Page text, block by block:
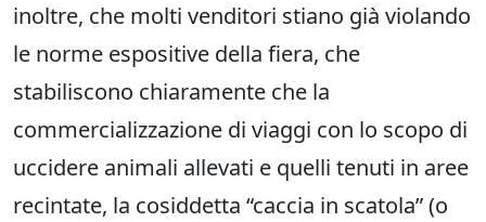
inoltre, che molti venditori stiano già violando
le norme espositive della fiera, che
stabiliscono chiaramente che la
commercializzazione di viaggi con lo scopo di
uccidere animali allevati e quelli tenuti in aree
recintate, la cosiddetta “caccia in scatola” (o